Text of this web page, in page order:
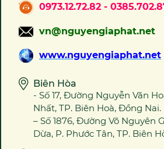
0973.12.72.82 -
vn@nguyengiaphat.net
www.nguyengiaphat.net
Biên Hòa
- Số 17, Đường Nguyễn Văn
Nhất, TP. Biên Hoà, Đồng Nai.
– Số 1876, Đường Võ Nguyên
Dừa, P. Phước Tân, TP. Biên